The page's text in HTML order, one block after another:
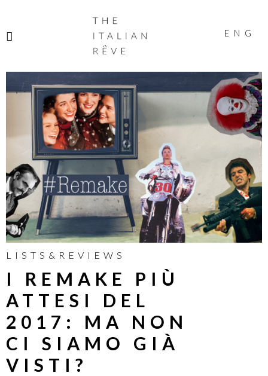
ITALIAN
RÊVE
ENG
LISTS&REVIEWS
I REMAKE PIÙ
ATTESI DEL
2017: MA NON
CI SIAMO GIÀ
VISTI?